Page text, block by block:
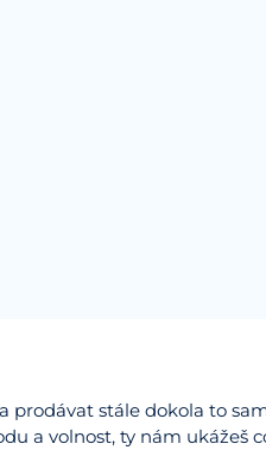
stále dokola to
a volnost, ty nám ukážeš